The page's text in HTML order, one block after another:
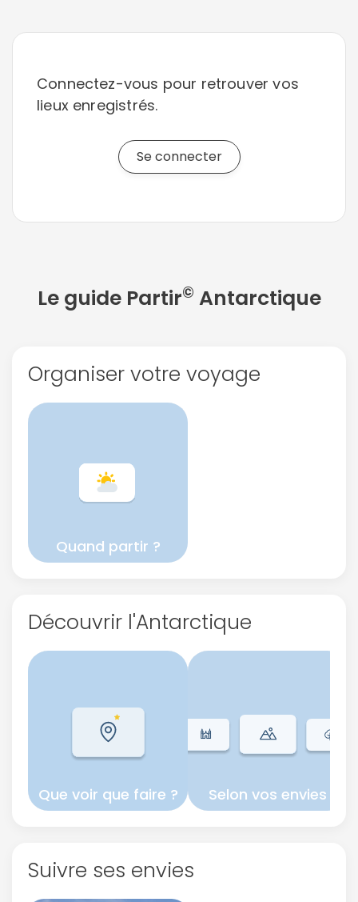
Connectez-vous pour retrouver vos
lieux enregistrés.
Se connecter
Le guide Partir© Antarctique
Organiser votre voyage
Quand partir ?
Découvrir l'Antarctique
Que voir que faire ? Selon vos envies
Suivre ses envies